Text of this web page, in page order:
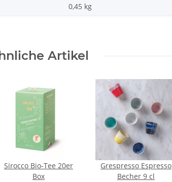
0,45 kg
Artikel
Sirocco Bio-Tee 20er
Box
Grespresso Espresso
Becher 9 cl